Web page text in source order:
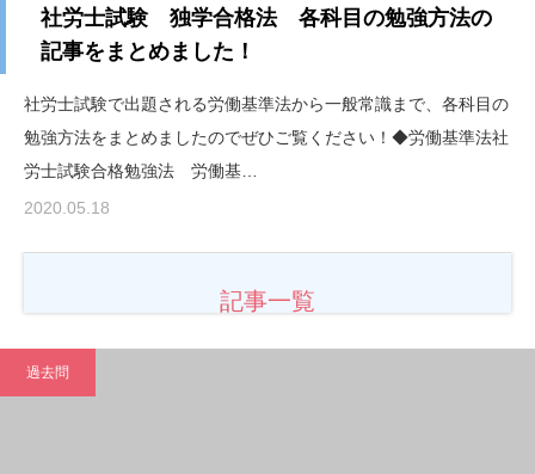
社労士試験 独学合格法 各科目の勉強方法の
記事をまとめました！
社労士試験で出題される労働基準法から一般常識まで、各科目の
勉強方法をまとめましたのでぜひご覧ください！◆労働基準法社
労士試験合格勉強法 労働基…
2020.05.18
記事一覧
過去問